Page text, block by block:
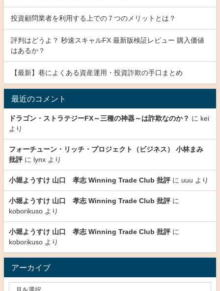
投資顧問業者を利用する上での７つのメリットとは？
評判はどうよ？ 秒速スキャルFX 最新版検証レビュー 購入価値
はあるか？
【最新】巷によくある資産運用・投資詐欺の手口まとめ
最近のコメント
ドラゴン・ストラテジーFX～三種の神器～は詐欺なのか？ に kei
より
フォーチューン・リッチ・プロジェクト（ビジネス） 小林まみ
批評に lynx より
小堀ようすけ 山口 孝志 Winning Trade Club 批評に uuu より
小堀ようすけ 山口 孝志 Winning Trade Club 批評に
koborikuso より
小堀ようすけ 山口 孝志 Winning Trade Club 批評に
koborikuso より
アーカイブ